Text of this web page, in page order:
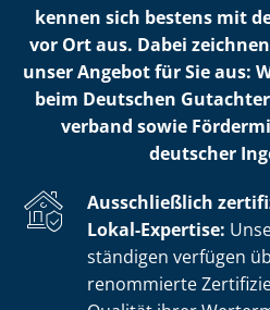
kennen sich bestens mit
vor Ort aus. Dabei
unser Angebot für Sie aus:
beim Deutschen
ver­band sowie
deutscher
Ausschließlich
Lokal-Expertise:
stän­di­gen verfügen
renommierte